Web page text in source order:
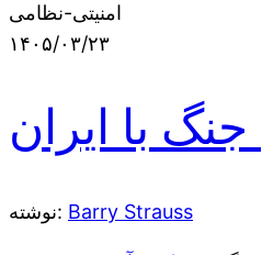
امنیتی-نظامی
۱۴۰۵/۰۳/۲۳
با ایران
نوشته: Barry Strauss